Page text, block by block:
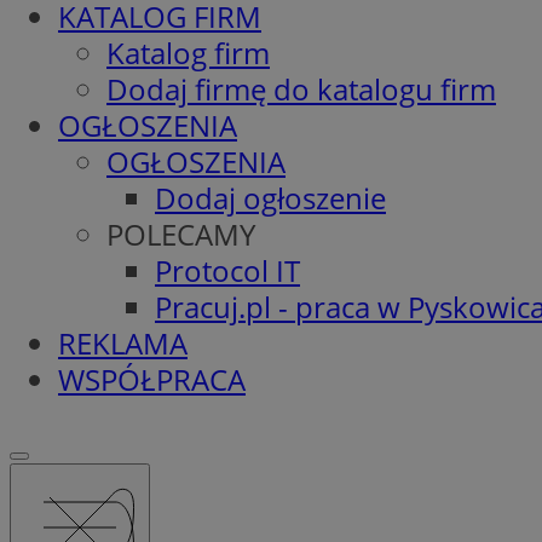
KATALOG FIRM
Katalog firm
Dodaj firmę do katalogu firm
OGŁOSZENIA
OGŁOSZENIA
Dodaj ogłoszenie
POLECAMY
Protocol IT
Pracuj.pl - praca w
REKLAMA
WSPÓŁPRACA